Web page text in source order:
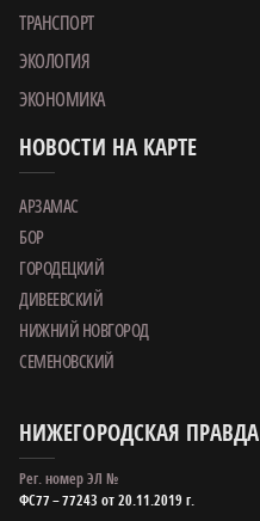
ТРАНСПОРТ
ЭКОЛОГИЯ
ЭКОНОМИКА
НОВОСТИ НА КАРТЕ
АРЗАМАС
БОР
ГОРОДЕЦКИЙ
ДИВЕЕВСКИЙ
НИЖНИЙ НОВГОРОД
СЕМЕНОВСКИЙ
НИЖЕГОРОДСКАЯ ПРАВДА
Рег. номер ЭЛ №
ФС77 – 77243 от 20.11.2019 г.